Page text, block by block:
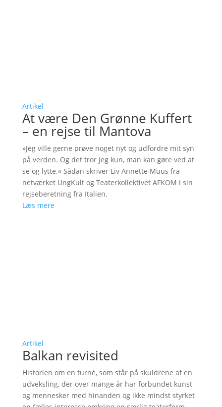
Artikel
At være Den Grønne Kuffert
– en rejse til Mantova
»Jeg ville gerne prøve noget nyt og udfordre mit syn
på verden. Og det tror jeg kun, man kan gøre ved at
se og lytte.« Sådan skriver Liv Annette Muus fra
netværket UngKult og Teaterkollektivet AFKOM i sin
rejseberetning fra Italien.
Læs mere
Artikel
Balkan revisited
Historien om en turné, som står på skuldrene af en
udveksling, der over mange år har forbundet kunst
og mennesker med hinanden og ikke mindst styrket